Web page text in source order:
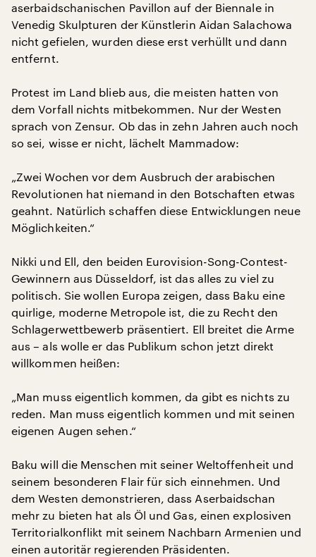
aserbaidschanischen Pavillon auf der Biennale in
Venedig Skulpturen der Künstlerin Aidan Salachowa
nicht gefielen, wurden diese erst verhüllt und dann
entfernt.
Protest im Land blieb aus, die meisten hatten von
dem Vorfall nichts mitbekommen. Nur der Westen
sprach von Zensur. Ob das in zehn Jahren auch noch
so sei, wisse er nicht, lächelt Mammadow:
„Zwei Wochen vor dem Ausbruch der arabischen
Revolutionen hat niemand in den Botschaften etwas
geahnt. Natürlich schaffen diese Entwicklungen neue
Möglichkeiten.“
Nikki und Ell, den beiden Eurovision-Song-Contest-
Gewinnern aus Düsseldorf, ist das alles zu viel zu
politisch. Sie wollen Europa zeigen, dass Baku eine
quirlige, moderne Metropole ist, die zu Recht den
Schlagerwettbewerb präsentiert. Ell breitet die Arme
aus – als wolle er das Publikum schon jetzt direkt
willkommen heißen:
„Man muss eigentlich kommen, da gibt es nichts zu
reden. Man muss eigentlich kommen und mit seinen
eigenen Augen sehen.“
Baku will die Menschen mit seiner Weltoffenheit und
seinem besonderen Flair für sich einnehmen. Und
dem Westen demonstrieren, dass Aserbaidschan
mehr zu bieten hat als Öl und Gas, einen explosiven
Territorialkonflikt mit seinem Nachbarn Armenien und
einen autoritär regierenden Präsidenten.